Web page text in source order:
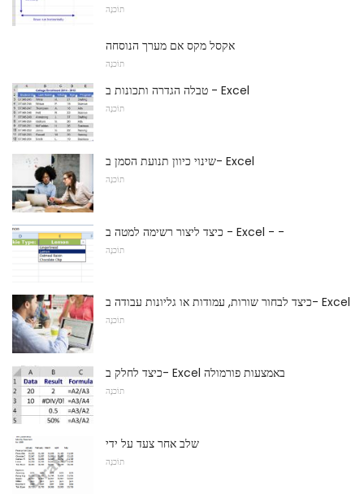
תוֹכנָה
אקסל מקס אם מערך הנוסחה
תוֹכנָה
טבלה הגדרה ותכונות ב - Excel
תוֹכנָה
שינוי כיוון תנועת הסמן ב- Excel
תוֹכנָה
כיצד ליצור רשימה למטה ב - Excel - -
תוֹכנָה
כיצד לבחור שורות, עמודות או גליונות עבודה ב- Excel
תוֹכנָה
כיצד לחלק ב- Excel באמצעות פורמולה
תוֹכנָה
שלב אחר צעד על ידי
תוֹכנָה